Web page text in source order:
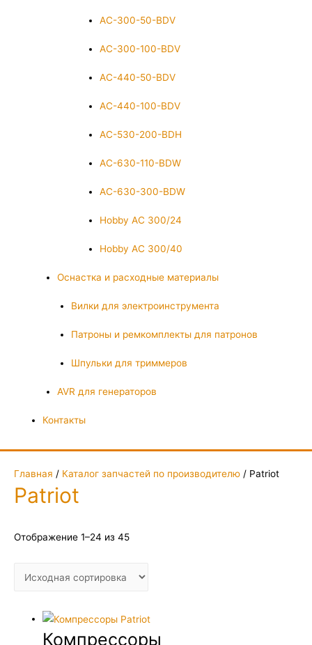
AC-300-50-BDV
AC-300-100-BDV
AC-440-50-BDV
AC-440-100-BDV
AC-530-200-BDH
AC-630-110-BDW
AC-630-300-BDW
Hobby AC 300/24
Hobby AC 300/40
Оснастка и расходные материалы
Вилки для электроинструмента
Патроны и ремкомплекты для патронов
Шпульки для триммеров
AVR для генераторов
Контакты
Главная / Каталог запчастей по производителю / Patriot
Patriot
Отображение 1–24 из 45
Компрессоры